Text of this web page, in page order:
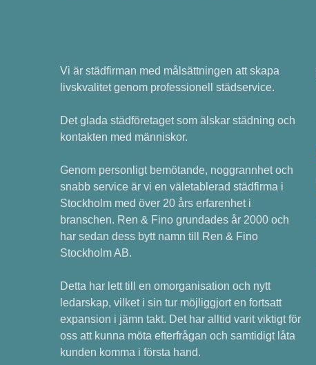
Vi är städfirman med målsättningen att skapa
livskvalitet genom professionell städservice.
Det glada städföretaget som älskar städning och
kontakten med människor.
Genom personligt bemötande, noggrannhet och
snabb service är vi en väletablerad städfirma i
Stockholm med över 20 års erfarenhet i
branschen. Ren & Fino grundades år 2000 och
har sedan dess bytt namn till Ren & Fino
Stockholm AB.
Detta har lett till en omorganisation och nytt
ledarskap, vilket i sin tur möjliggjort en fortsatt
expansion i jämn takt. Det har alltid varit viktigt för
oss att kunna möta efterfrågan och samtidigt låta
kunden komma i första hand.